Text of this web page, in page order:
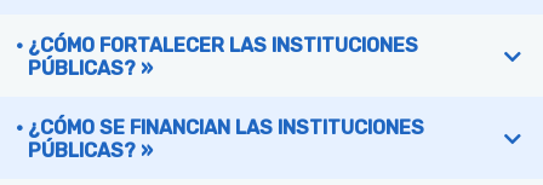
¿CÓMO FORTALECER LAS INSTITUCIONES
PÚBLICAS? »
¿CÓMO SE FINANCIAN LAS INSTITUCIONES
PÚBLICAS? »